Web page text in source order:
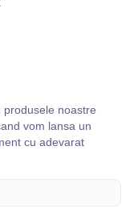
noastre
vom lansa un
cu adevarat